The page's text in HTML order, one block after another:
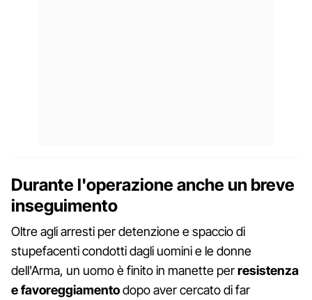
Durante l'operazione anche un breve
inseguimento
Oltre agli arresti per detenzione e spaccio di
stupefacenti condotti dagli uomini e le donne
dell'Arma, un uomo è finito in manette perresistenza
efavoreggiamentodopo aver cercato di far